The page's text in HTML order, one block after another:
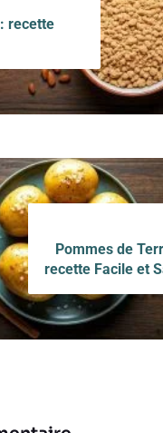
recette
Pommes de
recette Facile et